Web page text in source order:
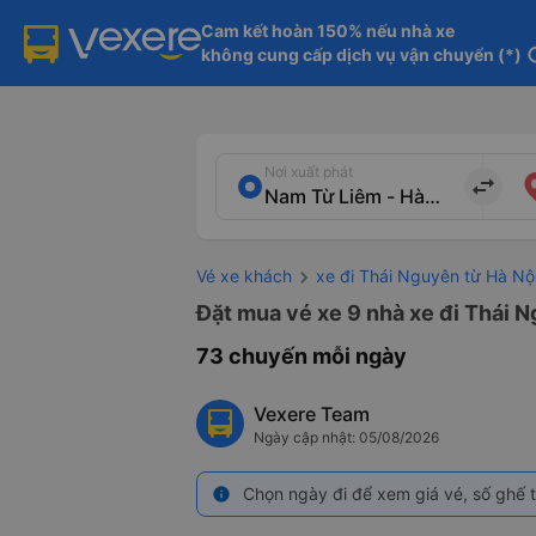
Cam kết hoàn 150% nếu nhà xe
không cung cấp dịch vụ vận chuyển (*)
Nơi xuất phát
import_export
Vé xe khách xe đi Thái Nguyên từ Hà
Đặt mua vé xe 9 nhà xe đi Thái
73 chuyến mỗi ngày
Vexere Team
Ngày cập nhật: 05/08/2026
info Chọn ngày đi để xem giá vé, số